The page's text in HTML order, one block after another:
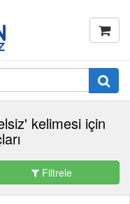
kelimesi için
Filtrele